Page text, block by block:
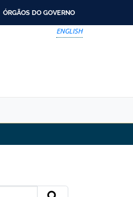
ÓRGÃOS DO GOVERNO
ENGLISH